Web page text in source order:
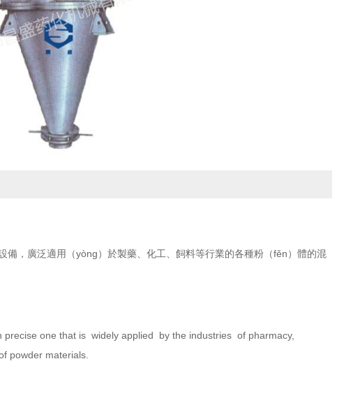
備，廣泛適用（yòng）於製藥、化工、飼料等行業的各種粉（fěn）體的混
precise one that is widely applied by the industries of pharmacy,
powder materials.